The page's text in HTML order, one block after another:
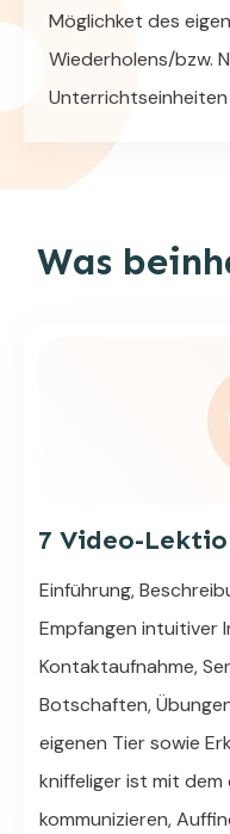
Möglichket des
Wiederholens/bzw.
Was
7 Video-
Einführung,
Empfangen intuitiver
Kontaktaufnahme,
Botschaften,
eigenen Tier sowie
kniffeliger ist mit dem
kommunizieren,